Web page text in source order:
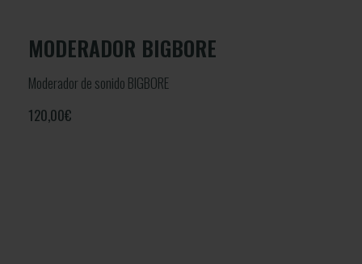
MODERADOR BIGBORE
Moderador de sonido BIGBORE
120,00€